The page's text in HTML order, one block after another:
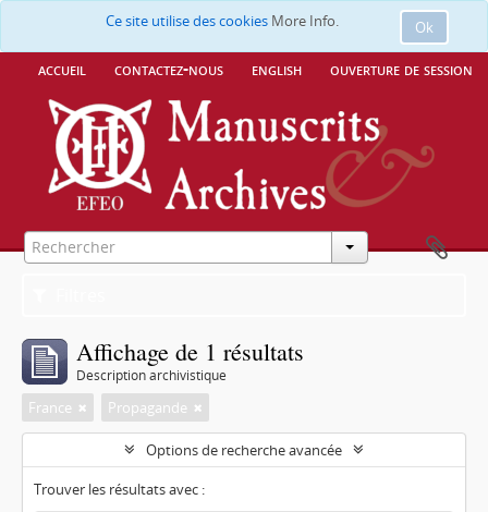
Ok
Ce site utilise des cookies More Info.
accueil contactez-nous english ouverture de session
Affichage de 1 résultats
Description archivistique
France Propagande
Options de recherche avancée
Trouver les résultats avec :